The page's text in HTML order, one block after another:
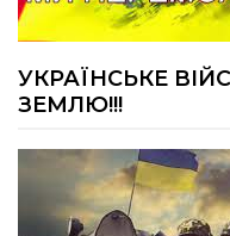
10:06
04
“Підготовка до
Інтерв’ю з
Східницької
Новаковським
24 тра
Йосипа
20:05
У День Героїв
УКРАЇНСЬКЕ
ЗЕМЛЮ!!!